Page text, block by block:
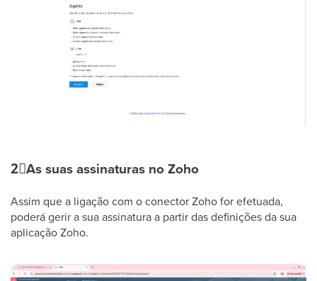
2⃣As suas assinaturas no Zoho
Assim que a ligação com o conector Zoho for efetuada,
poderá gerir a sua assinatura a partir das definições da sua
aplicação Zoho.